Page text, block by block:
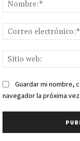
Guardar mi nombre,
navegador la próxima